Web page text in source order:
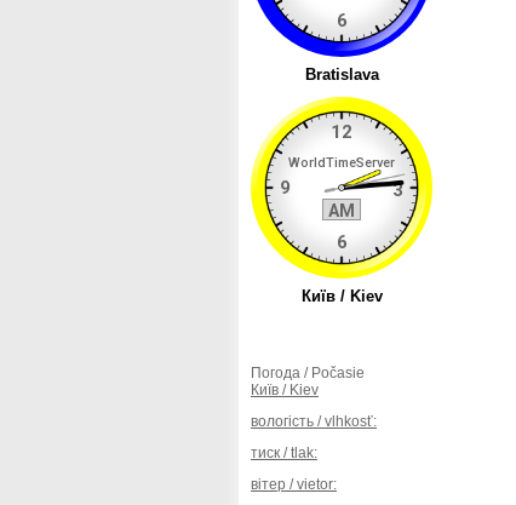
Погода / Počasie
Київ / Kiev
вологість / vlhkosť:
тиск / tlak:
вітер / vietor: